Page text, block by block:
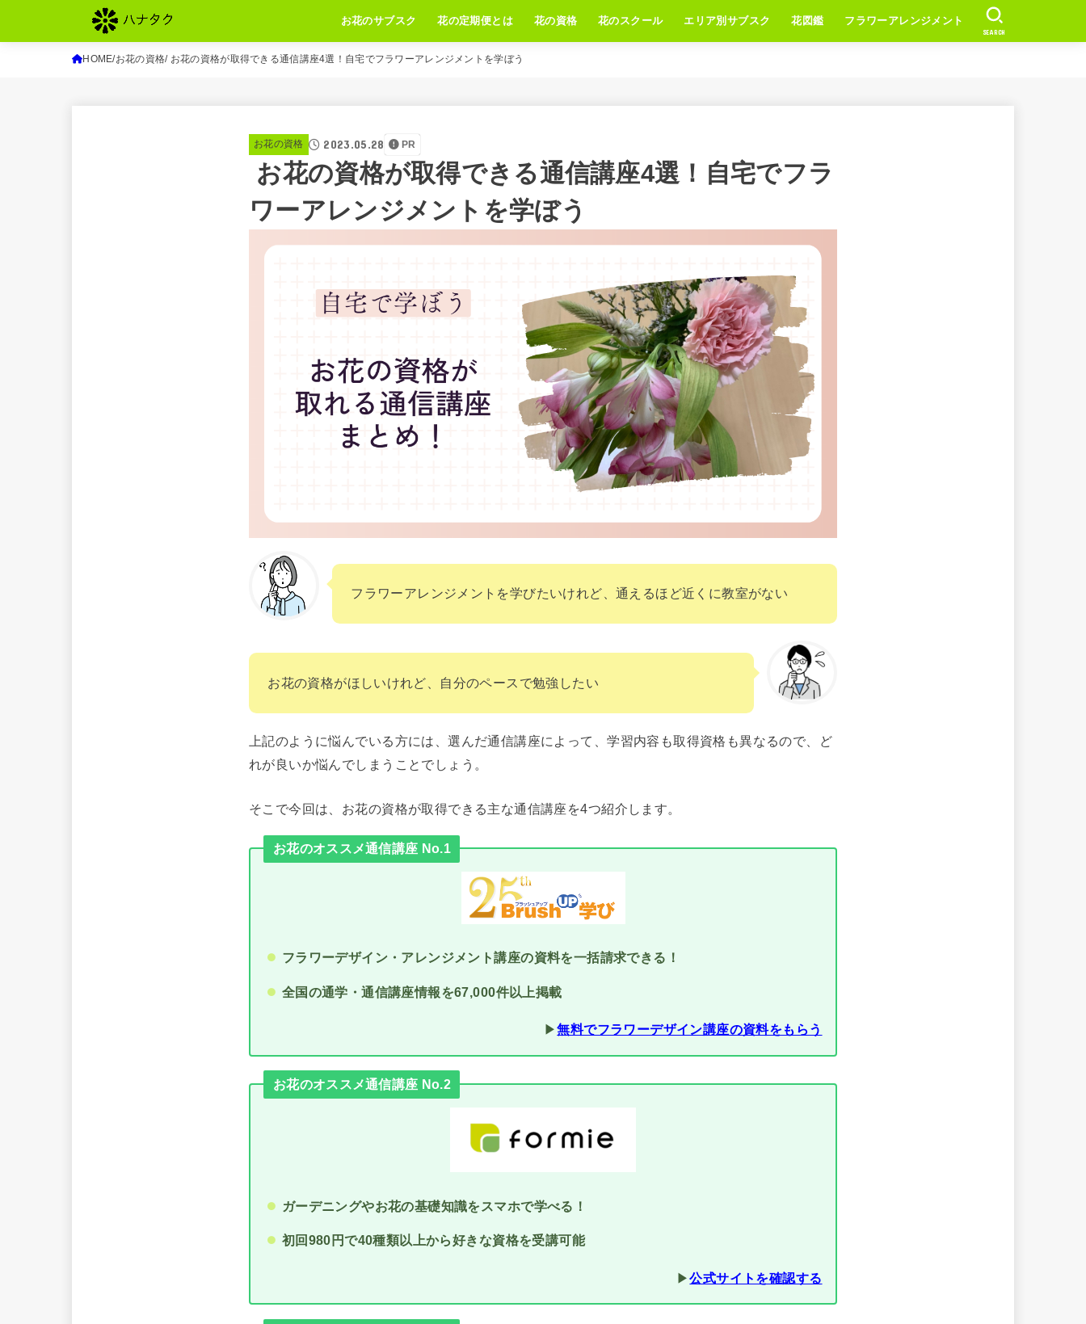
お花のサブスク 花の定期便とは 花の資格 花のスクール エリア別サブスク 花図鑑 フラワーアレンジメント
SEARCH
HOME お花の資格 お花の資格が取得できる通信講座4選！自宅でフラワーアレンジメントを学ぼう
お花の資格 2023.05.28 PR
お花の資格が取得できる通信講座4選！自宅でフラ
ワーアレンジメントを学ぼう
フラワーアレンジメントを学びたいけれど、通えるほど近くに教室がない
お花の資格がほしいけれど、自分のペースで勉強したい
上記のように悩んでいる方には、選んだ通信講座によって、学習内容も取得資格も異なるので、ど
れが良いか悩んでしまうことでしょう。
そこで今回は、お花の資格が取得できる主な通信講座を4つ紹介します。
お花のオススメ通信講座 No.1
フラワーデザイン・アレンジメント講座の資料を一括請求できる！
全国の通学・通信講座情報を67,000件以上掲載
▶︎無料でフラワーデザイン講座の資料をもらう
お花のオススメ通信講座 No.2
ガーデニングやお花の基礎知識をスマホで学べる！
初回980円で40種類以上から好きな資格を受講可能
▶︎公式サイトを確認する